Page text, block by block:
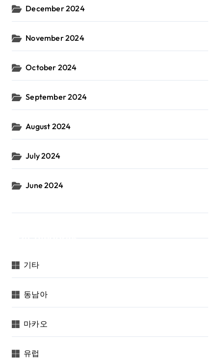
December 2024
November 2024
October 2024
September 2024
August 2024
July 2024
June 2024
기타
동남아
마카오
유럽